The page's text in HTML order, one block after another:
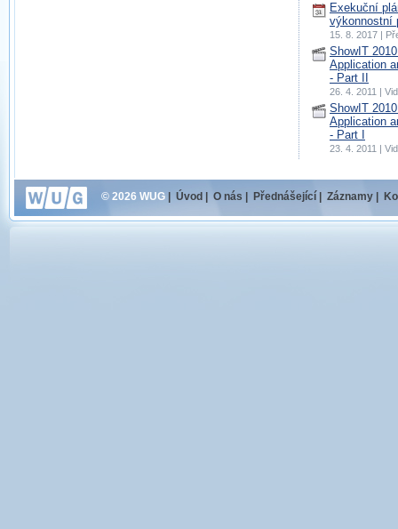
Exekuční
výkonnostní
15. 8. 2017 |
ShowIT
Application
- Part II
26. 4. 2011 |
ShowIT
Application
- Part I
23. 4. 2011 |
© 2026 WUG Úvod O nás Přednášející Záznamy